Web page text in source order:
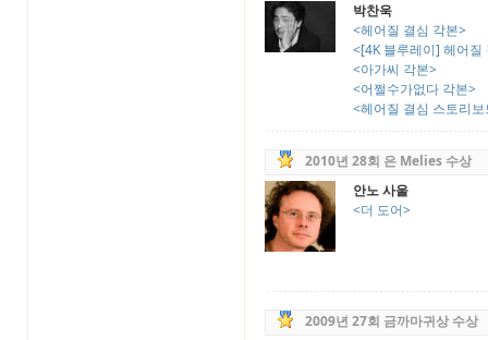
박찬욱
<헤어질 결심 각본>
<[4K 블루레이] 헤어질
<아가씨 각본>
<어쩔수가없다 각본>
<헤어질 결심 스토리
2010년 28회 은 Melies 수상
안노 사울
<더 도어>
2009년 27회 금까마귀상 수상